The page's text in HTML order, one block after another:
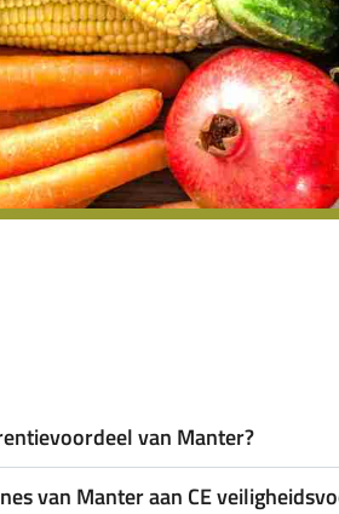
van Manter?
van Manter aan CE